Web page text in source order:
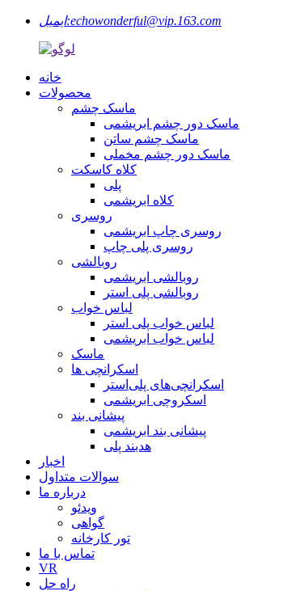
ایمیل:echowonderful@vip.163.com
خانه
محصولات
ماسک چشم
ماسک دور چشم ابریشمی
ماسک چشم ساتن
ماسک دور چشم مخملی
کلاه کاسکت
پلی
کلاه ابریشمی
روسری
روسری چاپ ابریشمی
روسری پلی چاپ
روبالشی
روبالشی ابریشمی
روبالشی پلی استر
لباس خواب
لباس خواب پلی استر
لباس خواب ابریشمی
ماسک
اسکرانچی ها
اسکرانچی‌های پلی‌استر
اسکروچی ابریشمی
پیشانی بند
پیشانی بند ابریشمی
هدبند پلی
اخبار
سوالات متداول
درباره ما
ویدئو
گواهی
تور کارخانه
تماس با ما
VR
راه حل